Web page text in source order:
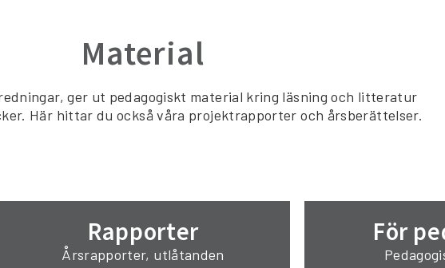
Material
ger ut pedagogiskt material kring läsning och litteratur
Här hittar du också våra projektrapporter och årsberättelser.
Rapporter
Årsrapporter, utlåtanden
För